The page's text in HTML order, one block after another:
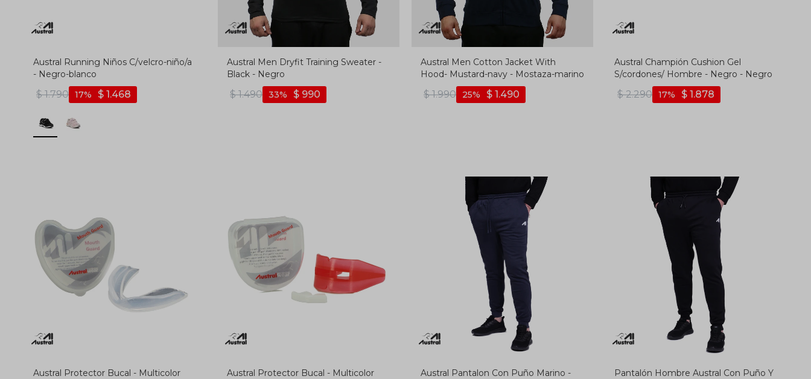
Austral Running Niños C/velcro-niño/a
- Negro-blanco
$ 1.790 $ 1.468
17
Austral Men Dryfit Training Sweater -
Black - Negro
$ 1.490 $ 990
33
Austral Men Cotton Jacket With
Hood- Mustard-navy - Mostaza-marino
$ 1.990 $ 1.490
25
Austral Champión Cushion Gel
S/cordones/ Hombre - Negro - Negro
$ 2.290 $ 1.878
17
Austral Protector Bucal - Multicolor Austral Protector Bucal - Multicolor
Austral Pantalon Con Puño Marino -
Pantalón Hombre Austral Con Puño Y